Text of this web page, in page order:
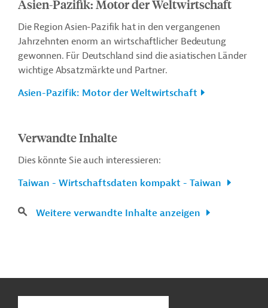
Asien-Pazifik: Motor der Weltwirtschaft
Die Region Asien-Pazifik hat in den vergangenen
Jahrzehnten enorm an wirtschaftlicher Bedeutung
gewonnen. Für Deutschland sind die asiatischen Länder
wichtige Absatzmärkte und Partner.
Asien-Pazifik: Motor der Weltwirtschaft
Verwandte Inhalte
Dies könnte Sie auch interessieren:
Taiwan - Wirtschaftsdaten kompakt - Taiwan
Weitere verwandte Inhalte anzeigen